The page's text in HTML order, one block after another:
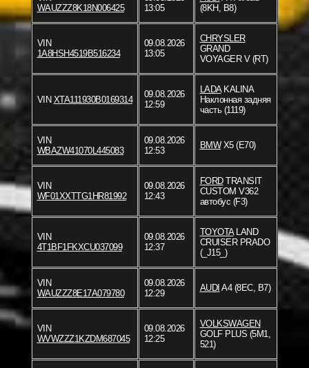
WAUZZZ8K18N006425
13:05
(8KH, B8)
VIN
1A8HSH4519B516234
09.08.2026
13:05
CHRYSLER
GRAND
VOYAGER V (RT)
VIN XTA111930B0169314
09.08.2026
12:59
LADAKALINA
Наклонная задняя
часть (1119)
VIN
WBAZW41070L445083
09.08.2026
12:53
BMWX5 (E70)
VIN
WF01XXTTG1HR81992
09.08.2026
12:43
FORDTRANSIT
CUSTOM V362
автобус (F3)
VIN
4T1BF1FKXCU037099
09.08.2026
12:37
TOYOTALAND
CRUISER PRADO
(_J15_)
VIN
WAUZZZ8E17A079780
09.08.2026
12:29
AUDI A4 (8EC, B7)
VIN
WVWZZZ1KZDM687045
09.08.2026
12:25
VOLKSWAGEN
GOLF PLUS (5M1,
521)